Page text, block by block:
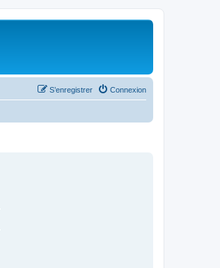
Connexion
S’enregistrer